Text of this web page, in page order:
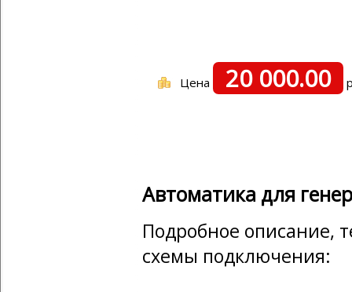
Цена 20 000.00
Автоматика для
Подробное описание,
схемы подключения: